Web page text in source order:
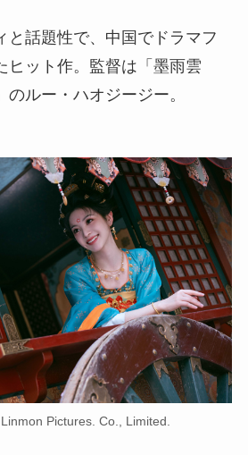
と話題性で、中国でドラマフ
ヒット作。監督は「墨雨雲
ルー・ハオジージー。
Pictures. Co., Limited.